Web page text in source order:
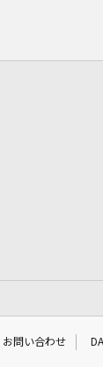
お問い合わせ